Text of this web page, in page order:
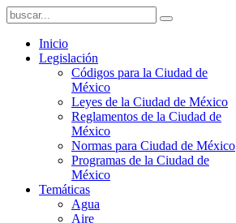
Inicio
Legislación
Códigos para la Ciudad de
México
Leyes de la Ciudad de México
Reglamentos de la Ciudad de
México
Normas para Ciudad de México
Programas de la Ciudad de
México
Temáticas
Agua
Aire